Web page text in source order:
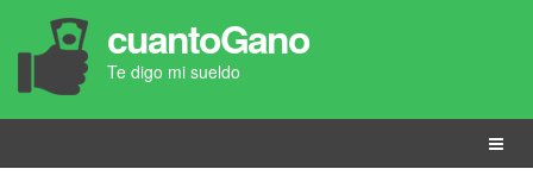
cuantoGano
Te digo mi sueldo
Menú